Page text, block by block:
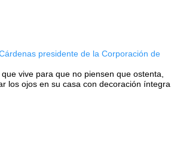
presidente de la Corporación de
vive para que no piensen que ostenta,
los ojos en su casa con decoración íntegra